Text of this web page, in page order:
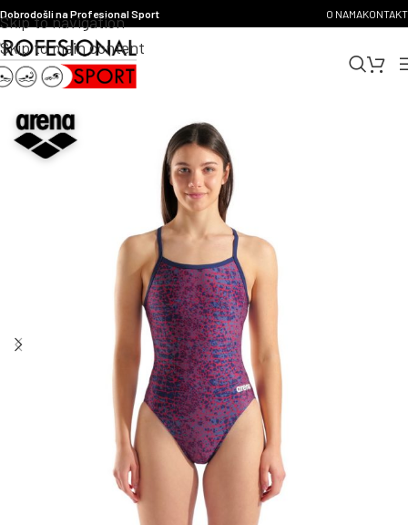
Skip to navigation
Skip to main content
Dobrodošli na Profesional Sport O NAMAKONTAKT